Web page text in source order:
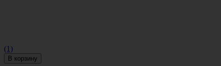
(1)
В корзину